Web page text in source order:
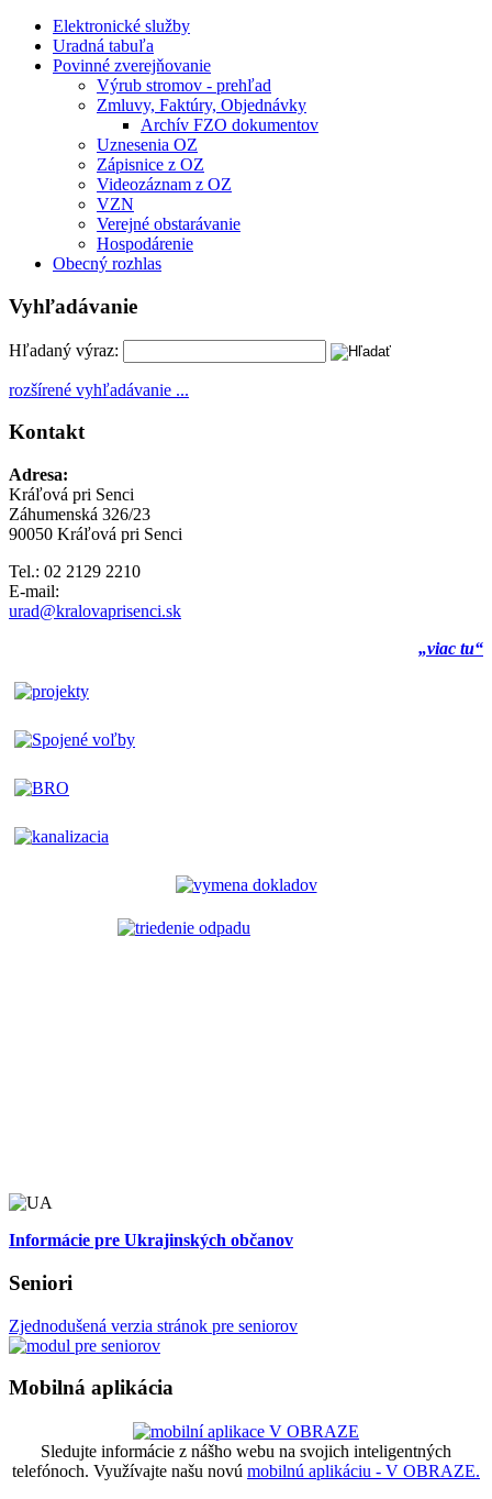
Elektronické služby
Uradná tabuľa
Povinné zverejňovanie
Výrub stromov - prehľad
Zmluvy, Faktúry, Objednávky
Archív FZO dokumentov
Uznesenia OZ
Zápisnice z OZ
Videozáznam z OZ
VZN
Verejné obstarávanie
Hospodárenie
Obecný rozhlas
Vyhľadávanie
Hľadaný výraz:
rozšírené vyhľadávanie ...
Kontakt
Adresa:
Kráľová pri Senci
Záhumenská 326/23
90050 Kráľová pri Senci
Tel.: 02 2129 2210
E-mail:
urad@kralovaprisenci.sk
„viac tu“
Informácie pre Ukrajinských občanov
Seniori
Zjednodušená verzia stránok pre seniorov
Mobilná aplikácia
Sledujte informácie z nášho webu na svojich inteligentných
telefónoch. Využívajte našu novú mobilnú aplikáciu - V OBRAZE.